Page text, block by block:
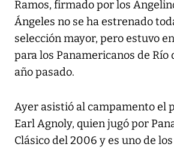
Ramos, firmado por los
Ángeles no se ha estrenado
selección mayor, pero estuvo
para los Panamericanos de Río
año pasado.
Ayer asistió al campamento el
Earl Agnoly, quien jugó por
Clásico del 2006 y es uno de